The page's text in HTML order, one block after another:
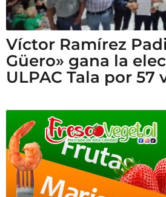
Víctor Ramírez
Güero» gana la
ULPAC Tala por 57